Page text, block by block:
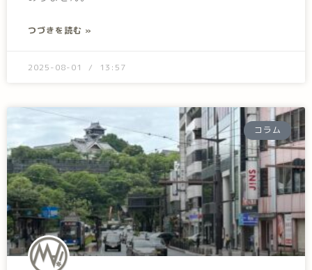
つづきを読む »
2025-08-01 13:57
コラム